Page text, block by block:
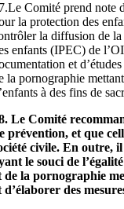
Comité prend note
la protection des
la diffusion de
enfants (IPEC) de
et
la pornographie
à des fins de
Le Comité
prévention, et que
civile. En outre,
le souci de
de la pornographie
d’élaborer des